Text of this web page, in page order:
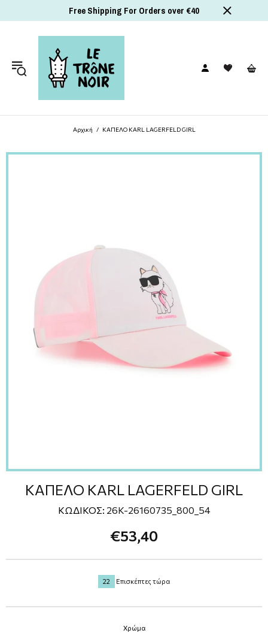
Free Shipping For Orders over €40
Αρχική ΚΑΠΕΛΟ KARL LAGERFELD GIRL
ΚΑΠΕΛΟ KARL LAGERFELD GIRL
ΚΩΔΙΚΟΣ: 26K-26160735_800_54
€53,40
22 Επισκέπτες τώρα
Χρώμα